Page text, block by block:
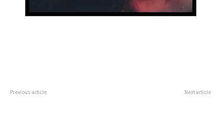
Previous article Next article